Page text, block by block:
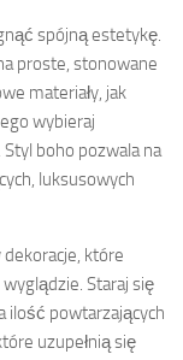
spójną estetykę.
proste, stonowane
materiały, jak
wybieraj
boho pozwala na
luksusowych
które
Staraj się
ilość powtarzających
uzupełnią się